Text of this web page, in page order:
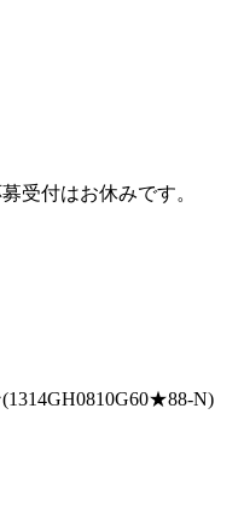
受付はお休みです。
N)